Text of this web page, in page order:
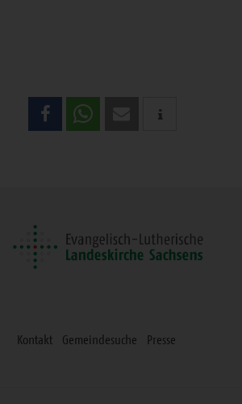
Teilen
Sie
Kontakt Gemeindesuche Presse